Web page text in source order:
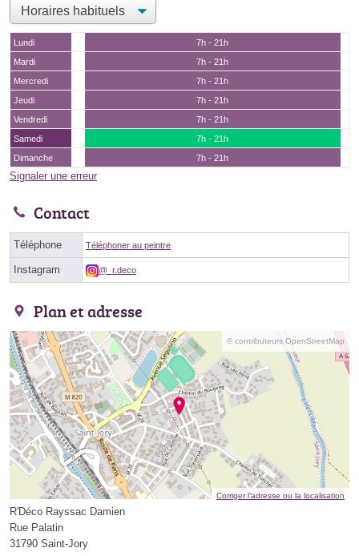
Lundi
7h - 21h
Mardi
7h - 21h
Mercredi
7h - 21h
Jeudi
7h - 21h
Vendredi
7h - 21h
Samedi
7h - 21h
Dimanche
7h - 21h
Signaler une erreur
Contact
Téléphone Téléphoner au peintre
Instagram @_r.deco
Plan et adresse
© contributeurs OpenStreetMap
Corriger l’adresse ou la localisation
R'Déco Rayssac Damien
Rue Palatin
31790 Saint-Jory